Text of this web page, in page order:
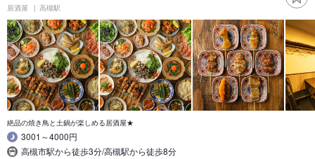
居酒屋 高槻駅
絶品の焼き鳥と土鍋が楽しめる居酒屋★
3001～4000円
高槻市駅から徒歩3分/高槻駅から徒歩8分